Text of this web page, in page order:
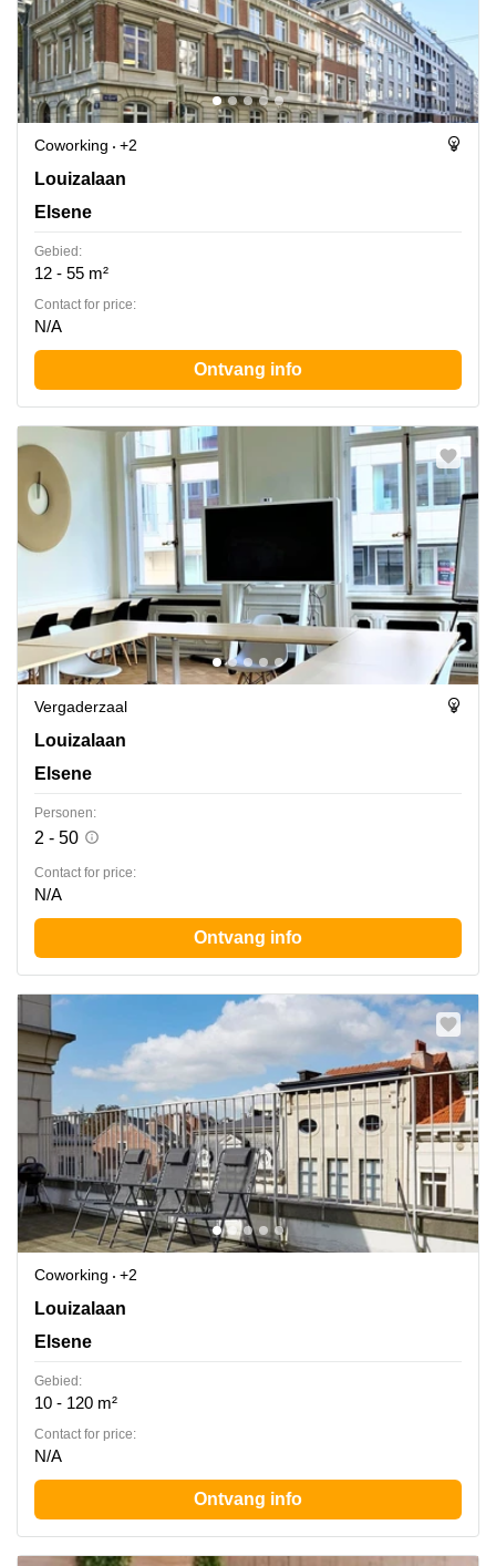
Coworking
+2
Avenue Louise 367, Elsene
Louizalaan
Elsene
Gebied:
12 - 55 m²
Contact for price:
N/A
Ontvang info
Vergaderzaal
Avenue Louise 367, Elsene
Louizalaan
Elsene
Personen:
2 - 50
Contact for price:
N/A
Ontvang info
Coworking
+2
Avenue Louise 367, Elsene
Louizalaan
Elsene
Gebied:
10 - 120 m²
Contact for price:
N/A
Ontvang info